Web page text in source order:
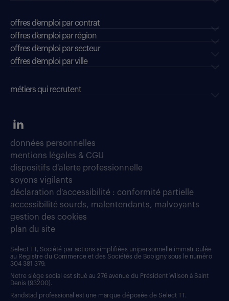
offres d'emploi par contrat
offres d'emploi par région
offres d'emploi par secteur
offres d’emploi par ville
métiers qui recrutent
données personnelles
mentions légales & CGU
dispositifs d'alerte professionnelle
soyons vigilants
déclaration d'accessibilité : conformité partielle
accessibilité sourds, malentendants, malvoyants
gestion des cookies
plan du site
Select TT, Société par actions simplifiées unipersonnelle immatriculée
au Registre du Commerce et des Sociétés de Bobigny sous le numéro
304 381 379.
Notre siège social est situé au 276 avenue du Président Wilson à Saint
Denis (93200).
Randstad professional est une marque déposée de Select TT.